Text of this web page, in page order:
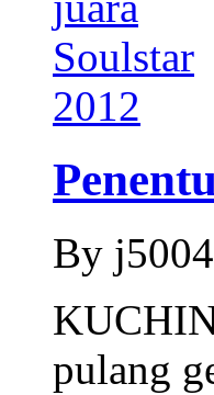
By
pulang